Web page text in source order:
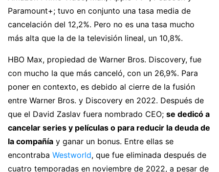
Paramount+; tuvo en conjunto una tasa media de
cancelación del 12,2%. Pero no es una tasa mucho
más alta que la de la televisión lineal, un 10,8%.
HBO Max, propiedad de Warner Bros. Discovery, fue
con mucho la que más canceló, con un 26,9%. Para
poner en contexto, es debido al cierre de la fusión
entre Warner Bros. y Discovery en 2022. Después de
que el David Zaslav fuera nombrado CEO; se dedicó a
cancelar series y películas o para reducir la deuda de
la compañía y ganar un bonus. Entre ellas se
encontraba Westworld, que fue eliminada después de
cuatro temporadas en noviembre de 2022, a pesar de